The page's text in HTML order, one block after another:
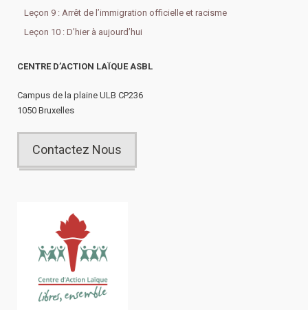
Leçon 9 : Arrêt de l’immigration officielle et racisme
Leçon 10 : D’hier à aujourd’hui
CENTRE D’ACTION LAÏQUE ASBL
Campus de la plaine ULB CP236
1050 Bruxelles
Contactez Nous